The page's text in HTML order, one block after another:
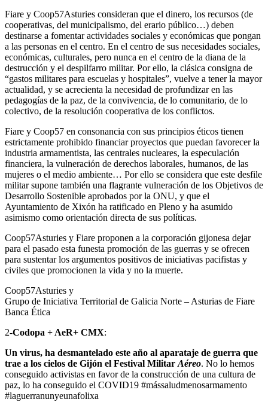
Fiare y Coop57Asturies consideran que el dinero, los recursos (de
cooperativas, del municipalismo, del erario público…) deben
destinarse a fomentar actividades sociales y económicas que pongan
a las personas en el centro. En el centro de sus necesidades sociales,
económicas, culturales, pero nunca en el centro de la diana de la
destrucción y el despilfarro militar. Por ello, la clásica consigna de
“gastos militares para escuelas y hospitales”, vuelve a tener la mayor
actualidad, y se acrecienta la necesidad de profundizar en las
pedagogías de la paz, de la convivencia, de lo comunitario, de lo
colectivo, de la resolución cooperativa de los conflictos.
Fiare y Coop57 en consonancia con sus principios éticos tienen
estrictamente prohibido financiar proyectos que puedan favorecer la
industria armamentista, las centrales nucleares, la especulación
financiera, la vulneración de derechos laborales, humanos, de las
mujeres o el medio ambiente… Por ello se considera que este desfile
militar supone también una flagrante vulneración de los Objetivos de
Desarrollo Sostenible aprobados por la ONU, y que el
Ayuntamiento de Xixón ha ratificado en Pleno y ha asumido
asimismo como orientación directa de sus políticas.
Coop57Asturies y Fiare proponen a la corporación gijonesa dejar
para el pasado esta funesta promoción de las guerras y se ofrecen
para sustentar los argumentos positivos de iniciativas pacifistas y
civiles que promocionen la vida y no la muerte.
Coop57Asturies y
Grupo de Iniciativa Territorial de Galicia Norte – Asturias de Fiare
Banca Ética
2-Codopa + AeR+ CMX:
Un virus, ha desmantelado este año al aparataje de guerra que
trae a los cielos de Gijón el Festival Militar Aéreo. No lo hemos
conseguido activistas en favor de la construcción de una cultura de
paz, lo ha conseguido el COVID19 #mássaludmenosarmamento
#laguerranunyeunafolixa